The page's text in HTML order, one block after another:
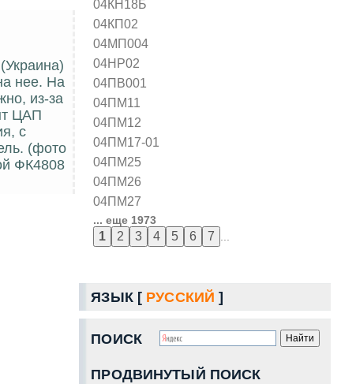
04КН18Б
04КП02
04МП004
04НР02
04ПВ001
04ПМ11
04ПМ12
04ПМ17-01
04ПМ25
04ПМ26
04ПМ27
... еще 1973
ЯЗЫК [ РУССКИЙ ]
ПОИСК
ПРОДВИНУТЫЙ ПОИСК
нее. На
из-за
ЦАП
с
(фото
ФК4808